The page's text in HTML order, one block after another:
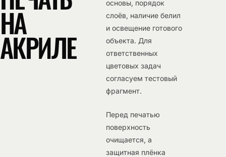
НА
АКРИЛЕ
основы, порядок
слоёв, наличие белил
и освещение готового
объекта. Для
ответственных
цветовых задач
согласуем тестовый
фрагмент.
Перед печатью
поверхность
очищается, а
защитная плёнка